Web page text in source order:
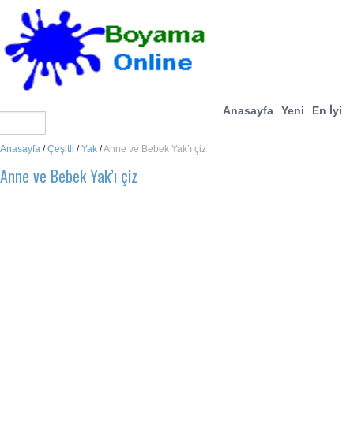
Anasayfa Yeni En İyi
Anasayfa /Çeşitli /Yak /Anne ve Bebek Yak’ı çiz
Anne ve Bebek Yak’ı çiz